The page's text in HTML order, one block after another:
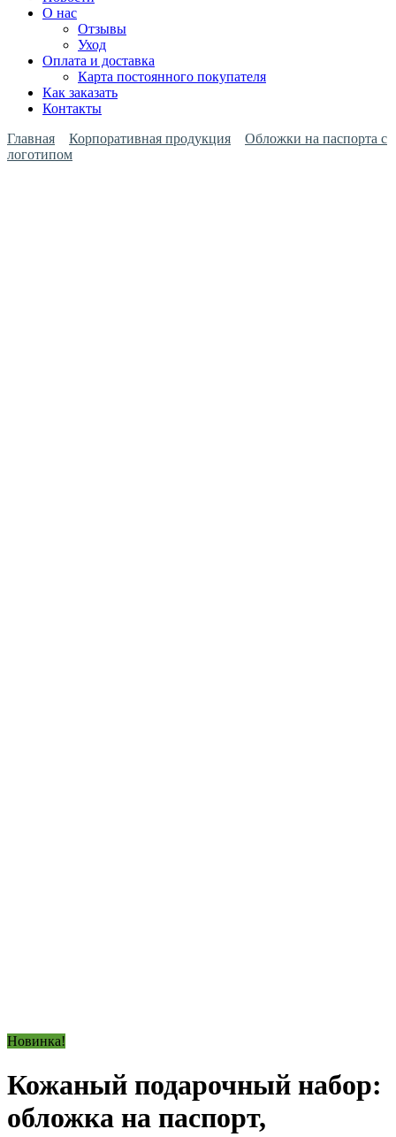
О нас
Отзывы
Уход
Оплата и доставка
Карта постоянного покупателя
Как заказать
Контакты
Главная
Корпоративная продукция
Обложки на паспорта с
логотипом
Новинка!
Кожаный подарочный набор:
обложка на паспорт,